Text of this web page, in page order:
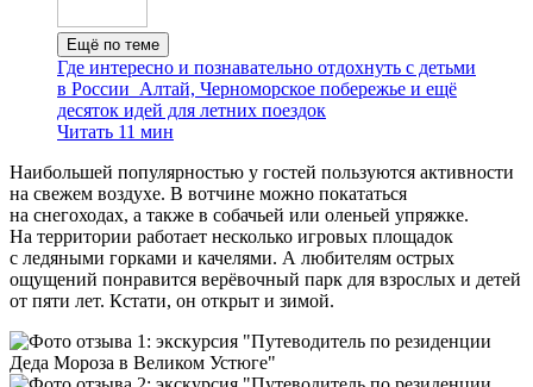
Ещё по теме
Где интересно и познавательно отдохнуть с детьми
в России Алтай, Черноморское побережье и ещё
десяток идей для летних поездок
Читать 11 мин
Наибольшей популярностью у гостей пользуются активности
на свежем воздухе. В вотчине можно покататься
на снегоходах, а также в собачьей или оленьей упряжке.
На территории работает несколько игровых площадок
с ледяными горками и качелями. А любителям острых
ощущений понравится верёвочный парк для взрослых и детей
от пяти лет. Кстати, он открыт и зимой.